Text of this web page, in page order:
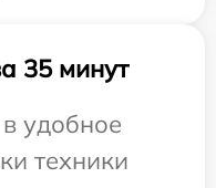
35 минут
удобное
техники